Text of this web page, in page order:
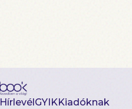
HírlevélGYIKKiadóknak